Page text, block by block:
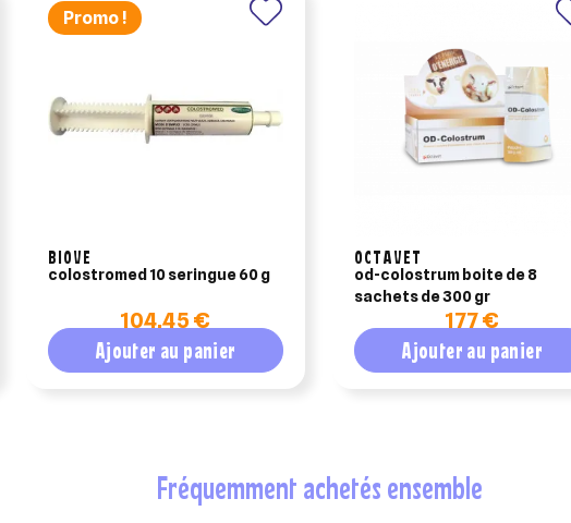
Promo !
BIOVE
colostromed 10 seringue 60 g
104,45 €
Ajouter au panier
OCTAVET
od-colostrum boite de 8
sachets de 300 gr
177 €
Ajouter au panier
fréquemment achetés ensemble